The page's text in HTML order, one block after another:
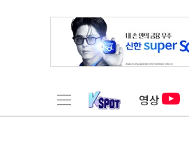
영상